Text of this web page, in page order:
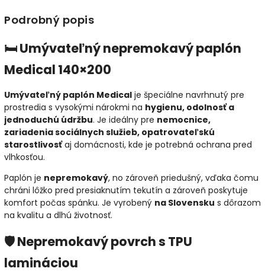
Podrobný popis
🛏️ Umývateľný nepremokavý paplón
Medical 140×200
Umývateľný paplón Medical je špeciálne navrhnutý pre
prostredia s vysokými nárokmi na hygienu, odolnosť a
jednoduchú údržbu. Je ideálny pre nemocnice,
zariadenia sociálnych služieb, opatrovateľskú
starostlivosťaj domácnosti, kde je potrebná ochrana pred
vlhkosťou.
Paplón je nepremokavý, no zároveň priedušný, vďaka čomu
chráni lôžko pred presiaknutím tekutín a zároveň poskytuje
komfort počas spánku. Je vyrobený na Slovensku s dôrazom
na kvalitu a dlhú životnosť.
🛡️ Nepremokavý povrch s TPU
lamináciou